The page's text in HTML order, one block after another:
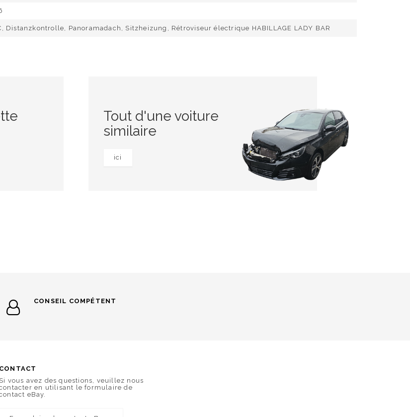
Distanzkontrolle, Panoramadach, Sitzheizung, Rétroviseur électrique HABILLAGE LADY BAR
Tout d'une voiture
similaire
ici
CONSEIL COMPÉTENT
CONTACT
Si vous avez des questions, veuillez nous
en utilisant le formulaire de
eBay.